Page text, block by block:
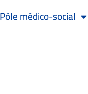
Pôle médico-social